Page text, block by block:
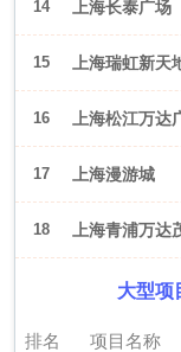
14 上海长泰广场
15 上海瑞虹新天
16 上海松江万达
17 上海漫游城
18 上海青浦万达
大型项
排名 项目名称